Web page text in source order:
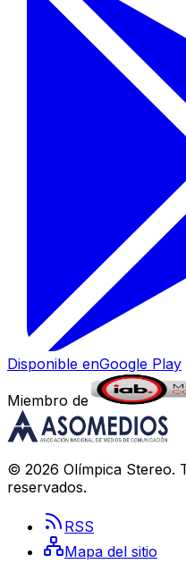
Disponible enGoogle Play
Miembro de
© 2026 Olímpica Stereo.
reservados.
RSS
Mapa del sitio